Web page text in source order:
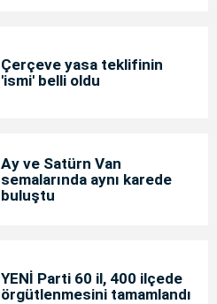
Çerçeve yasa teklifinin
'ismi' belli oldu
Ay ve Satürn Van
semalarında aynı karede
buluştu
YENİ Parti 60 il, 400 ilçede
örgütlenmesini tamamlandı